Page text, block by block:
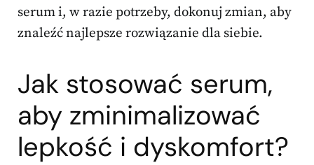
serum i, w razie potrzeby, dokonuj zmian, aby
znaleźć najlepsze rozwiązanie dla siebie.
Jak stosować serum,
aby zminimalizować
lepkość i dyskomfort?